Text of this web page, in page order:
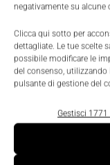
negativamente su alcune
Clicca qui sotto per
dettagliate. Le tue scelte
possibile modificare le
del consenso,
pulsante di gestione del
Gestisci
TI POTREBBERO